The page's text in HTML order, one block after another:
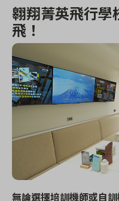
翱翔菁英飛行學
飛！
無論選擇培訓機師或自